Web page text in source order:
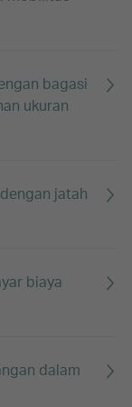
bagasi
ukuran
jatah
biaya
dalam